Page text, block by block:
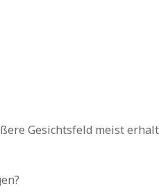
Gesichtsfeld meist